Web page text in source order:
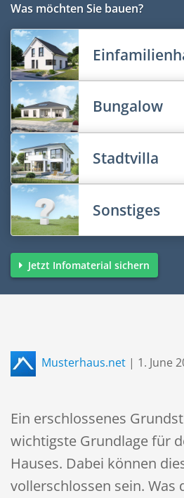
Was möchten Sie bauen?
Bungalow
Stadtvilla
Sonstiges
Jetzt Infomaterial sichern
Musterhaus.net | 1. June
Ein erschlossenes
wichtigste Grundlage für
Hauses. Dabei können
vollerschlossen sein. Was